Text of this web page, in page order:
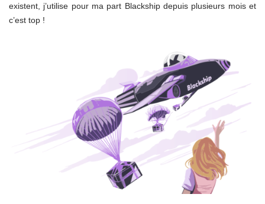
existent, j’utilise pour ma part Blackship depuis plusieurs mois et
c’est top !